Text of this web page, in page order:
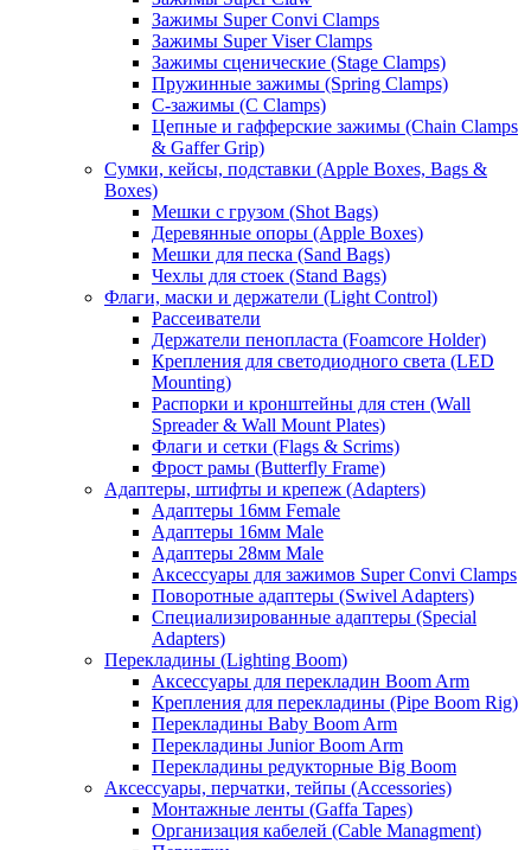
Зажимы Super Convi Clamps
Зажимы Super Viser Clamps
Зажимы сценические (Stage Clamps)
Пружинные зажимы (Spring Clamps)
С-зажимы (C Clamps)
Цепные и гафферские зажимы (Chain Clamps
& Gaffer Grip)
Сумки, кейсы, подставки (Apple Boxes, Bags &
Boxes)
Мешки с грузом (Shot Bags)
Деревянные опоры (Apple Boxes)
Мешки для песка (Sand Bags)
Чехлы для стоек (Stand Bags)
Флаги, маски и держатели (Light Control)
Рассеиватели
Держатели пенопласта (Foamcore Holder)
Крепления для светодиодного света (LED
Mounting)
Распорки и кронштейны для стен (Wall
Spreader & Wall Mount Plates)
Флаги и сетки (Flags & Scrims)
Фрост рамы (Butterfly Frame)
Адаптеры, штифты и крепеж (Adapters)
Адаптеры 16мм Female
Адаптеры 16мм Male
Адаптеры 28мм Male
Аксессуары для зажимов Super Convi Clamps
Поворотные адаптеры (Swivel Adapters)
Специализированные адаптеры (Special
Adapters)
Перекладины (Lighting Boom)
Аксессуары для перекладин Boom Arm
Крепления для перекладины (Pipe Boom Rig)
Перекладины Baby Boom Arm
Перекладины Junior Boom Arm
Перекладины редукторные Big Boom
Аксессуары, перчатки, тейпы (Accessories)
Монтажные ленты (Gaffa Tapes)
Организация кабелей (Cable Managment)